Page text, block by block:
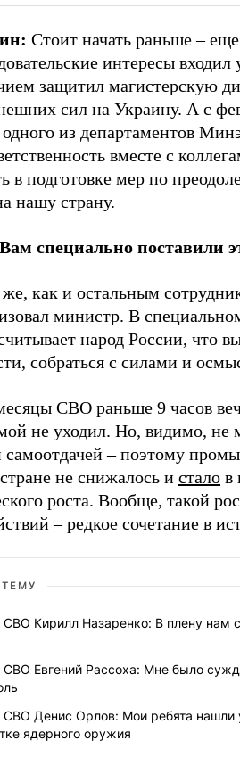
Стоит начать раньше –
интересы
защитил магистерскую
сил на Украину. А с
из департаментов
вместе с
в подготовке мер по
нашу страну.
специально поставили
как и остальным
министр. В
народ России, что
собраться с силами и
СВО раньше 9 часов
не уходил. Но, видимо, не
самоотдачей – поэтому
не снижалось и стало в
роста. Вообще, такой
– редкое сочетание в
ТЕМУ
СВО Кирилл Назаренко: В плену нам
СВО Евгений Рассоха: Мне было
СВО Денис Орлов: Мои ребята нашли
ядерного оружия